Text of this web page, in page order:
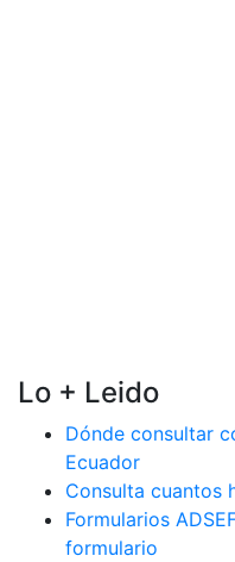
Lo + Leido
Dónde consultar
Ecuador
Consulta cuantos
Formularios
formulario